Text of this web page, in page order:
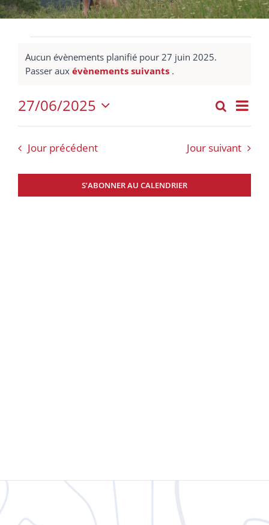
for
juin
2025
Notice
Aucun évènements planifié pour 27 juin 2025.
Passer aux évènements suivants .
de
vues
de
Jour
27/06/2025
Sélectionnez
date.
Jour précédent Jour suivant
S’ABONNER AU CALENDRIER